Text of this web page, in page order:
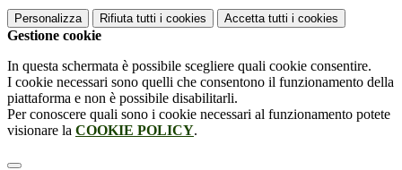
Personalizza Rifiuta tutti i cookies Accetta tutti i cookies
Gestione cookie
In questa schermata è possibile scegliere quali cookie consentire.
I cookie necessari sono quelli che consentono il funzionamento della
piattaforma e non è possibile disabilitarli.
Per conoscere quali sono i cookie necessari al funzionamento potete
visionare la COOKIE POLICY.